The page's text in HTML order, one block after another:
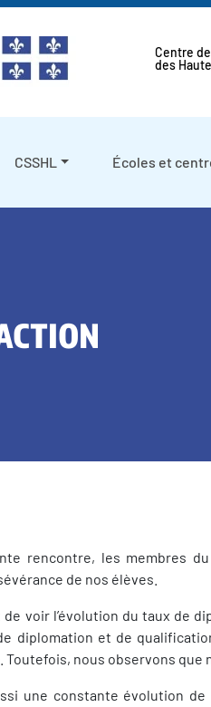
Centre
des
CSSHL Écoles et
rencontre, les membres
de nos élèves.
voir l’évolution du taux de
diplomation et de
Toutefois, nous observons
une constante évolution